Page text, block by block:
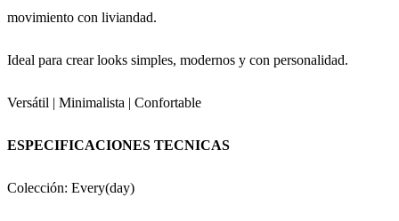
movimiento con liviandad.
Ideal para crear looks simples, modernos y con personalidad.
Versátil | Minimalista | Confortable
ESPECIFICACIONES TECNICAS
Colección: Every(day)